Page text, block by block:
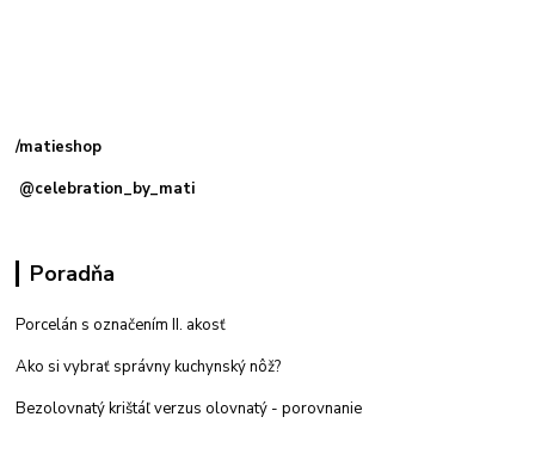
/matieshop
@celebration_by_mati
Poradňa
Porcelán s označením II. akosť
Ako si vybrať správny kuchynský nôž?
Bezolovnatý krištáľ verzus olovnatý - porovnanie